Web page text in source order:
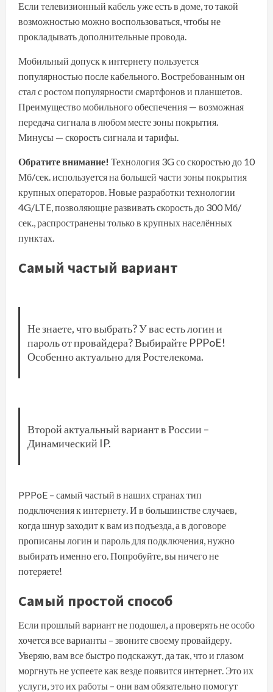
Если телевизионный кабель уже есть в доме, то такой
возможностью можно воспользоваться, чтобы не
прокладывать дополнительные провода.
Мобильный допуск к интернету пользуется
популярностью после кабельного. Востребованным он
стал с ростом популярности смартфонов и планшетов.
Преимущество мобильного обеспечения — возможная
передача сигнала в любом месте зоны покрытия.
Минусы — скорость сигнала и тарифы.
Обратите внимание! Технология 3G со скоростью до 10
Мб/сек. используется на большей части зоны покрытия
крупных операторов. Новые разработки технологии
4G/LTE, позволяющие развивать скорость до 300 Мб/
сек., распространены только в крупных населённых
пунктах.
Самый частый вариант
Не знаете, что выбрать? У вас есть логин и
пароль от провайдера? Выбирайте PPPoE!
Особенно актуально для Ростелекома.
Второй актуальный вариант в России –
Динамический IP.
PPPoE – самый частый в наших странах тип
подключения к интернету. И в большинстве случаев,
когда шнур заходит к вам из подъезда, а в договоре
прописаны логин и пароль для подключения, нужно
выбирать именно его. Попробуйте, вы ничего не
потеряете!
Самый простой способ
Если прошлый вариант не подошел, а проверять не особо
хочется все варианты – звоните своему провайдеру.
Уверяю, вам все быстро подскажут, да так, что и глазом
моргнуть не успеете как везде появится интернет. Это их
услуги, это их работы – они вам обязательно помогут